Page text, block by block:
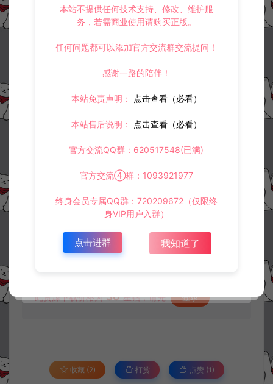
此资源下载价格为 30 星钻，请先 登录
收藏 (2) 打赏 点赞 (1 )
本站不提供任何技术支持、修改、维护服
务，若需商业使用请购买正版。
任何问题都可以添加官方交流群交流提问！
感谢一路的陪伴！
本站免责声明： 点击查看（必看）
本站售后说明： 点击查看（必看）
官方交流QQ群：620517548(已满)
官方交流④群：1093921977
终身会员专属QQ群：720209672（仅限终
身VIP用户入群）
点击进群 我知道了